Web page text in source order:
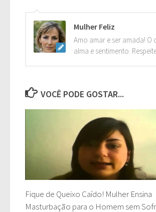
Mulher Feliz
Amo amar e ser amada!
alma e sentimento.
VOCÊ PODE GOSTAR...
Fique de Queixo Caído! Mulher Ensina
Masturbação para o Homem sem